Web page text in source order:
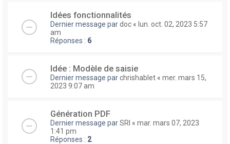
Idées fonctionnalités
Dernier message pardoc « lun. oct. 02, 2023 5:57
am
Réponses : 6
Idée : Modèle de saisie
Dernier message parchrishablet « mer. mars 15,
2023 9:07 am
Génération PDF
Dernier message parSRI « mar. mars 07, 2023
1:41 pm
Réponses : 2